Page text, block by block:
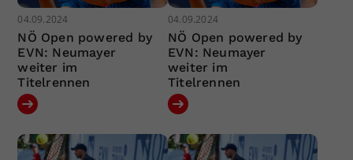
04.09.2024
NÖ Open powered by
EVN: Neumayer
weiter im
Titelrennen
04.09.2024
NÖ Open powered by
EVN: Neumayer
weiter im
Titelrennen